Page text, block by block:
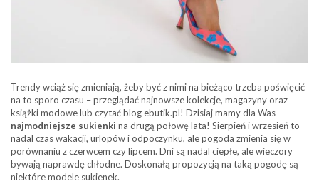
Trendy wciąż się zmieniają, żeby być z nimi na bieżąco trzeba poświęcić
na to sporo czasu – przeglądać najnowsze kolekcje, magazyny oraz
książki modowe lub czytać blog ebutik.pl! Dzisiaj mamy dla Was
najmodniejsze sukienki na drugą połowę lata! Sierpień i wrzesień to
nadal czas wakacji, urlopów i odpoczynku, ale pogoda zmienia się w
porównaniu z czerwcem czy lipcem. Dni są nadal ciepłe, ale wieczory
bywają naprawdę chłodne. Doskonałą propozycją na taką pogodę są
niektóre modele sukienek.